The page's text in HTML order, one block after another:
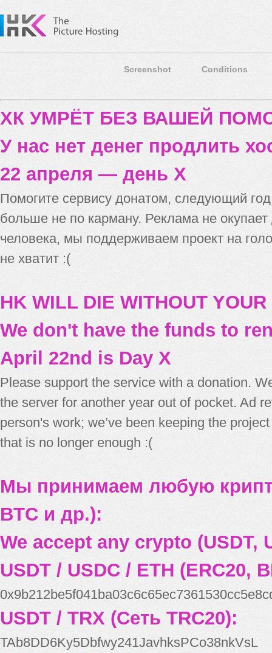
Screenshot Conditions
ХК УМРЁТ БЕЗ ВАШЕЙ
У нас нет денег продлить
22 апреля — день X
Помогите сервису донатом, следующий
больше не по карману. Реклама не
человека, мы поддерживаем проект на
не хватит :(
HK WILL DIE WITHOUT
We don't have the funds to
April 22nd is Day X
Please support the service with a donation.
the server for another year out of pocket. Ad
person's work; we’ve been keeping the
that is no longer enough :(
Мы принимаем любую
BTC и др.):
We accept any crypto (USDT,
USDT / USDC / ETH (ERC20,
USDT / TRX (Сеть TRC20):
TAb8DD6Ky5Dbfwy241JavhksPCo38nkVsL